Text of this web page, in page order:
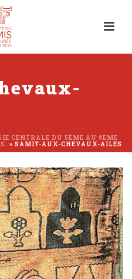
CENTRALE DU 5ÈME AU 9ÈME
» SAMIT-AUX-CHEVAUX-AILES